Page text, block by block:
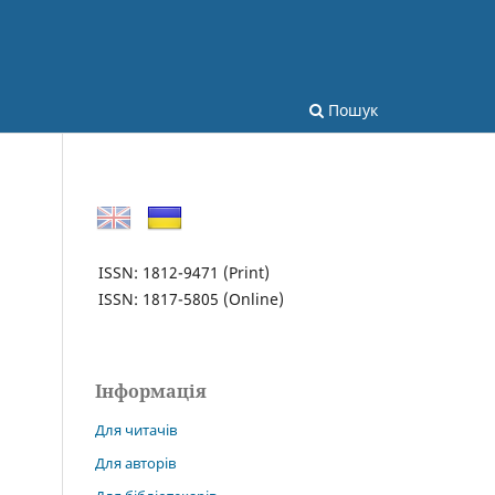
Пошук
ISSN: 1812-9471 (Print)
ISSN: 1817-5805 (Online)
Інформація
Для читачів
Для авторів